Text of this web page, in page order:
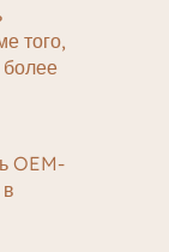
того,
более
OEM-